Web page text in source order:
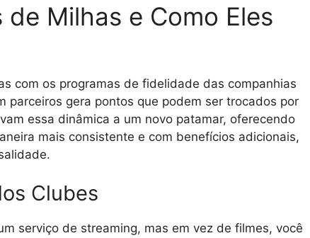
de Milhas e Como Eles
com os programas de fidelidade das companhias
parceiros gera pontos que podem ser trocados por
essa dinâmica a um novo patamar, oferecendo
mais consistente e com benefícios adicionais,
Clubes
serviço de streaming, mas em vez de filmes, você